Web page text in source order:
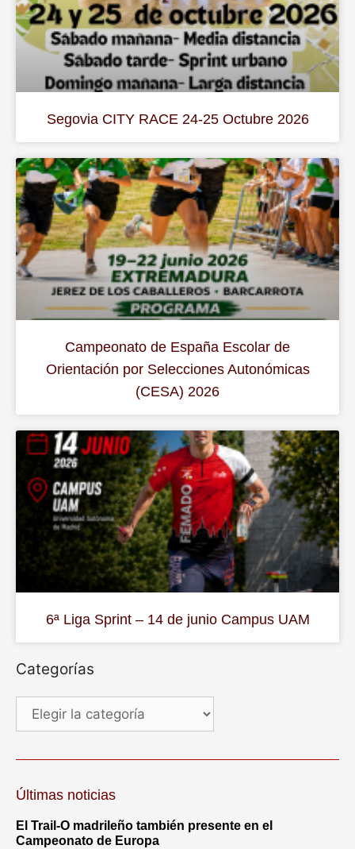
Segovia CITY RACE 24-25 Octubre 2026
Campeonato de España Escolar de
Orientación por Selecciones Autonómicas
(CESA) 2026
6ª Liga Sprint – 14 de junio Campus UAM
Categorías
Últimas noticias
El Trail-O madrileño también presente en el
Campeonato de Europa